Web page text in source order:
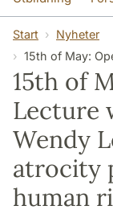
Om institutionen
Start
Nyheter
15th of May: Open Public
15th of
Lecture
Wendy
atrocity
human